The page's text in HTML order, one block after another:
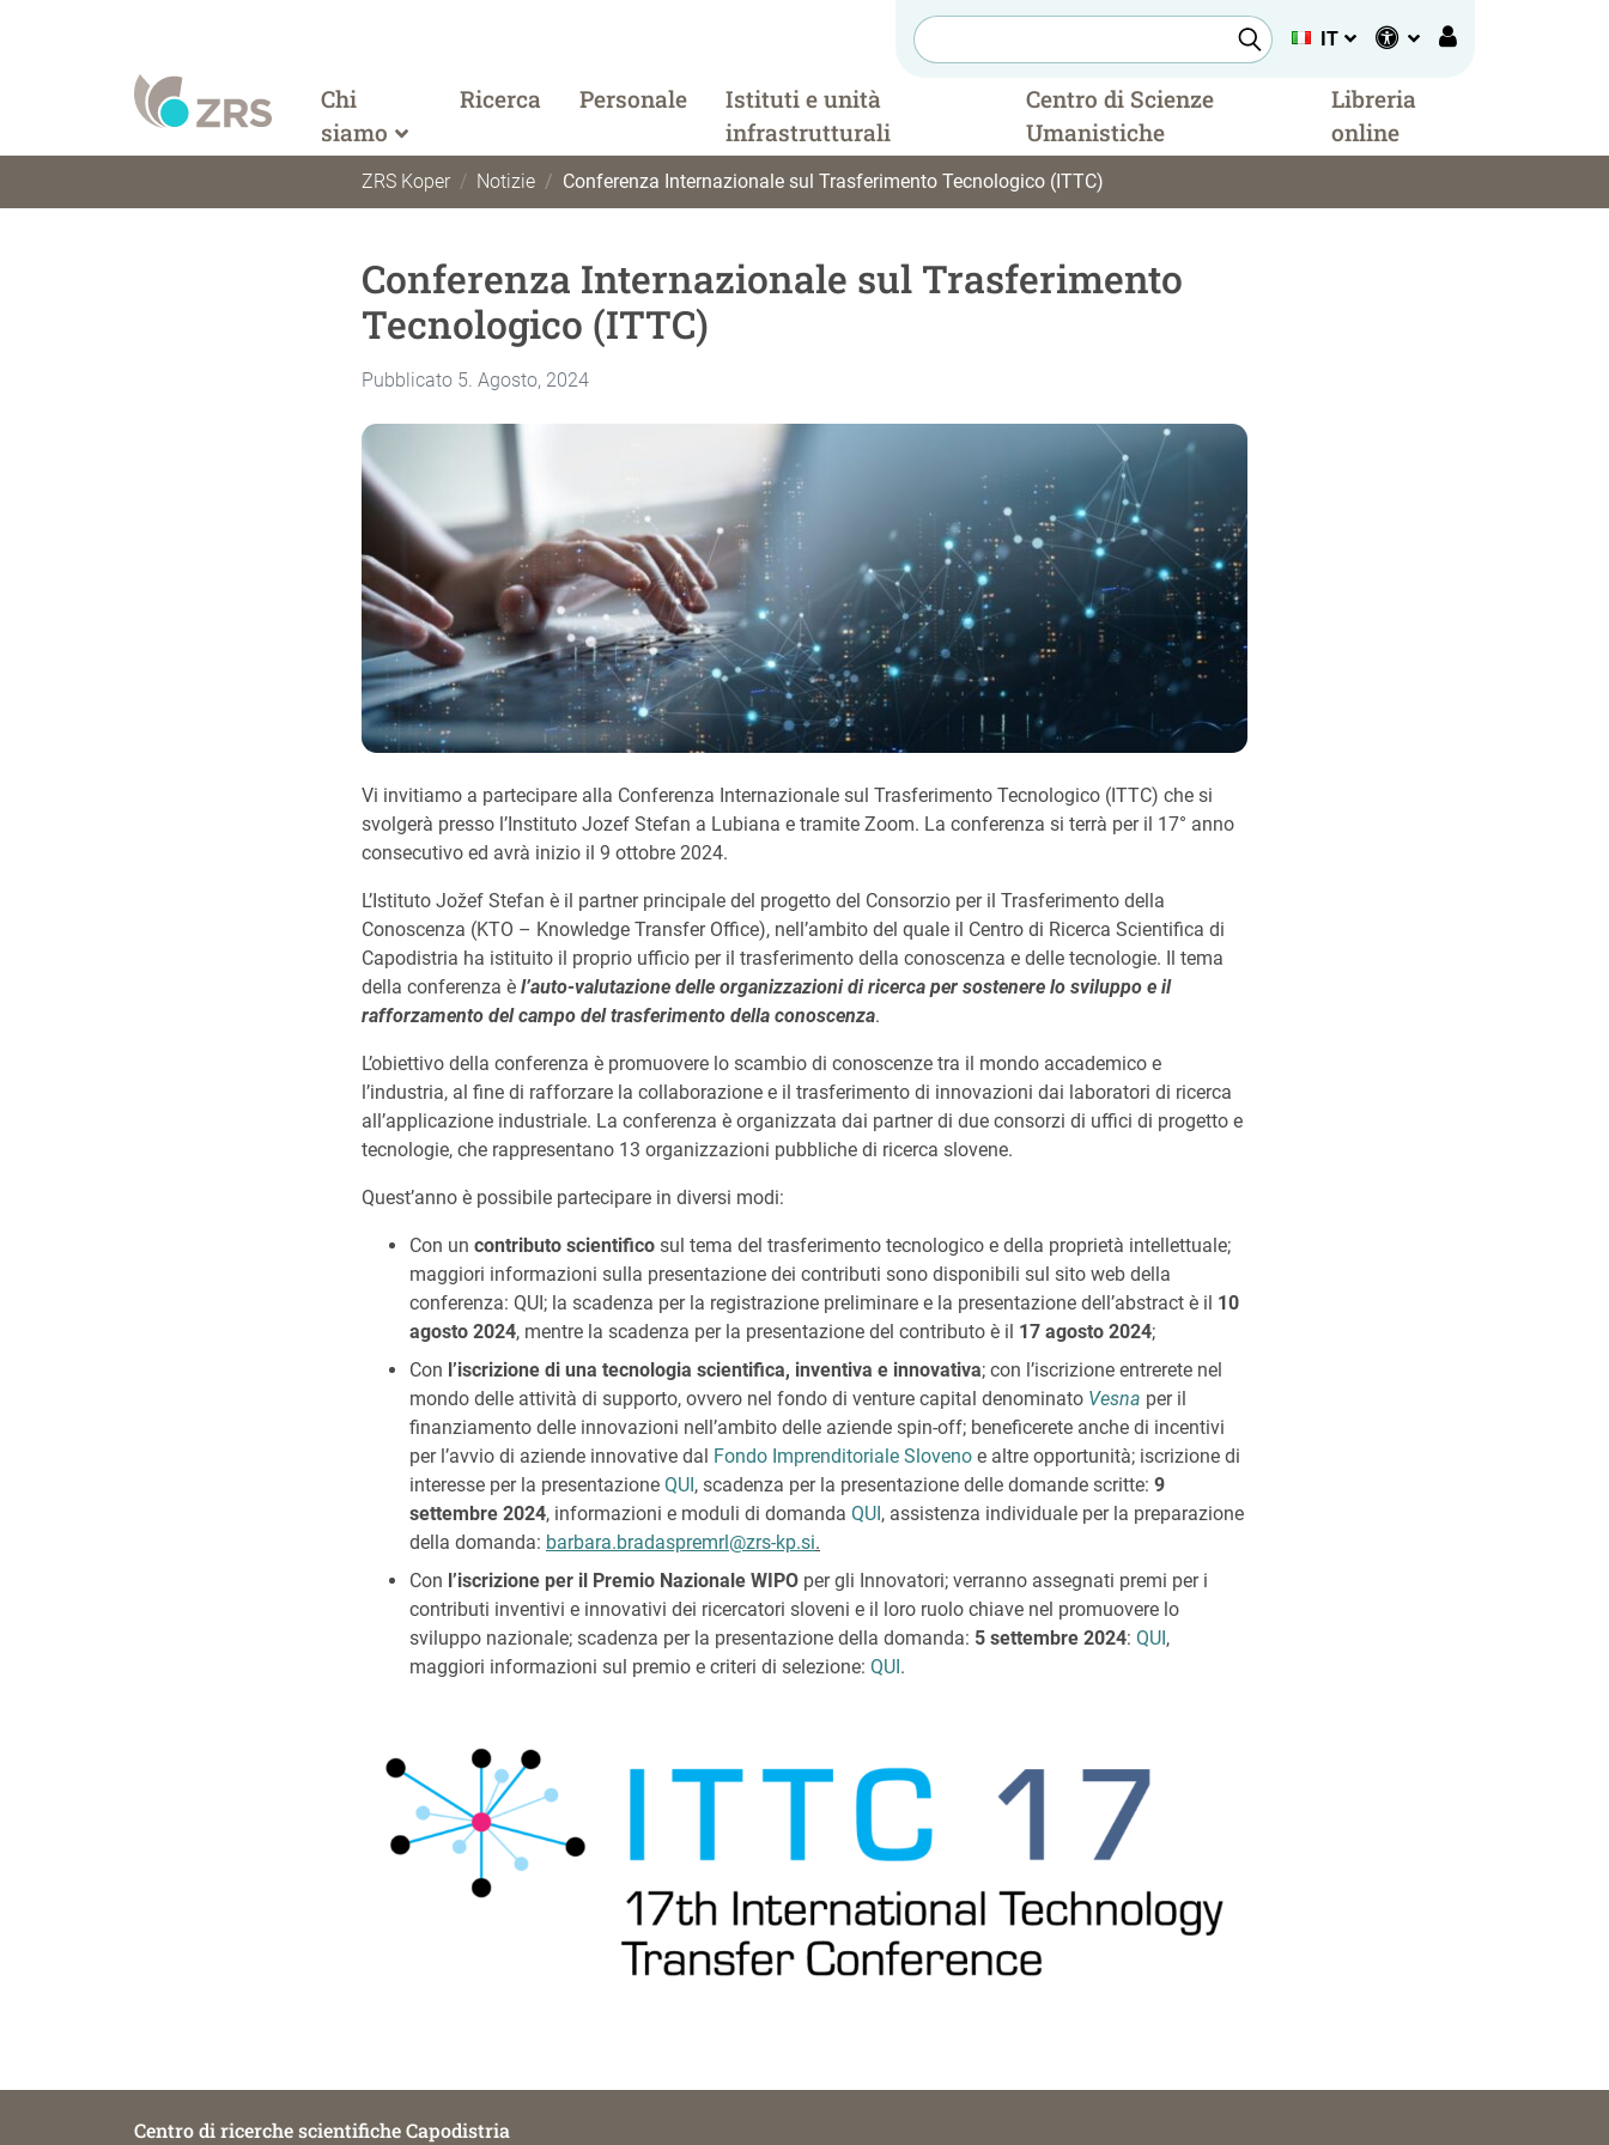
IT
Chi
siamo
Ricerca Personale
Istituti e unità
infrastrutturali
Centro di Scienze
Umanistiche
Libreria
online
ZRS Koper Notizie Conferenza Internazionale sul Trasferimento Tecnologico (ITTC)
Conferenza Internazionale sul Trasferimento
Tecnologico (ITTC)
Pubblicato 5. Agosto, 2024
Vi invitiamo a partecipare alla Conferenza Internazionale sul Trasferimento Tecnologico (ITTC) che si
svolgerà presso l’Instituto Jozef Stefan a Lubiana e tramite Zoom. La conferenza si terrà per il 17° anno
consecutivo ed avrà inizio il 9 ottobre 2024.
L’Istituto Jožef Stefan è il partner principale del progetto del Consorzio per il Trasferimento della
Conoscenza (KTO – Knowledge Transfer Office), nell’ambito del quale il Centro di Ricerca Scientifica di
Capodistria ha istituito il proprio ufficio per il trasferimento della conoscenza e delle tecnologie. Il tema
della conferenza è l’auto-valutazione delle organizzazioni di ricerca per sostenere lo sviluppo e il
rafforzamento del campo del trasferimento della conoscenza.
L’obiettivo della conferenza è promuovere lo scambio di conoscenze tra il mondo accademico e
l’industria, al fine di rafforzare la collaborazione e il trasferimento di innovazioni dai laboratori di ricerca
all’applicazione industriale. La conferenza è organizzata dai partner di due consorzi di uffici di progetto e
tecnologie, che rappresentano 13 organizzazioni pubbliche di ricerca slovene.
Quest’anno è possibile partecipare in diversi modi:
Con un contributo scientifico sul tema del trasferimento tecnologico e della proprietà intellettuale;
maggiori informazioni sulla presentazione dei contributi sono disponibili sul sito web della
conferenza: QUI; la scadenza per la registrazione preliminare e la presentazione dell’abstract è il 10
agosto 2024, mentre la scadenza per la presentazione del contributo è il 17 agosto 2024;
Con l’iscrizione di una tecnologia scientifica, inventiva e innovativa; con l’iscrizione entrerete nel
mondo delle attività di supporto, ovvero nel fondo di venture capital denominato Vesna per il
finanziamento delle innovazioni nell’ambito delle aziende spin-off; beneficerete anche di incentivi
per l’avvio di aziende innovative dal Fondo Imprenditoriale Sloveno e altre opportunità; iscrizione di
interesse per la presentazione QUI, scadenza per la presentazione delle domande scritte: 9
settembre 2024, informazioni e moduli di domanda QUI, assistenza individuale per la preparazione
della domanda: barbara.bradaspremrl@zrs-kp.si.
Con l’iscrizione per il Premio Nazionale WIPO per gli Innovatori; verranno assegnati premi per i
contributi inventivi e innovativi dei ricercatori sloveni e il loro ruolo chiave nel promuovere lo
sviluppo nazionale; scadenza per la presentazione della domanda: 5 settembre 2024: QUI,
maggiori informazioni sul premio e criteri di selezione: QUI.
Centro di ricerche scientifiche Capodistria